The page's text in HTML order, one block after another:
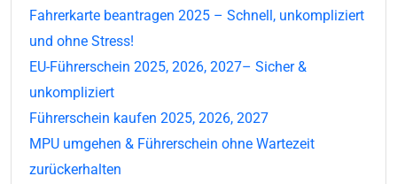
Fahrerkarte beantragen 2025 – Schnell, unkompliziert
und ohne Stress!
EU-Führerschein 2025, 2026, 2027– Sicher &
unkompliziert
Führerschein kaufen 2025, 2026, 2027
MPU umgehen & Führerschein ohne Wartezeit
zurückerhalten